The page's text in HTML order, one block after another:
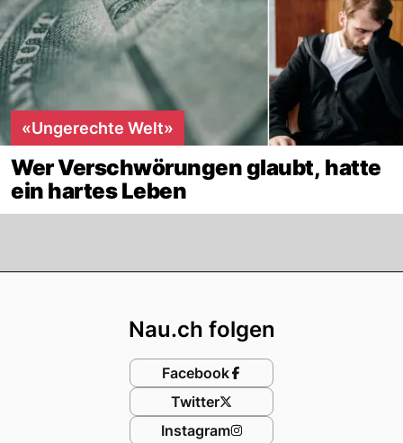
«Ungerechte Welt»
Wer Verschwörungen glaubt, hatte
ein hartes Leben
Nau.ch folgen
Facebook
Twitter
Instagram